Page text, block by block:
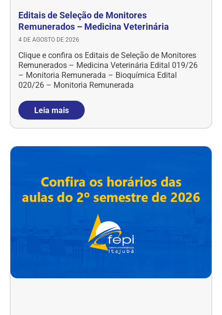
Editais de Seleção de Monitores
Remunerados – Medicina Veterinária
4 DE AGOSTO DE 2026
Clique e confira os Editais de Seleção de Monitores
Remunerados – Medicina Veterinária Edital 019/26
– Monitoria Remunerada – Bioquímica Edital
020/26 – Monitoria Remunerada
Leia mais